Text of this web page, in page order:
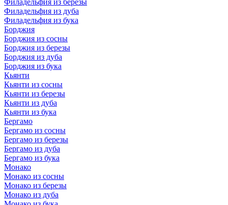
Филадельфия из березы
Филадельфия из дуба
Филадельфия из бука
Борджия
Борджия из сосны
Борджия из березы
Борджия из дуба
Борджия из бука
Кьянти
Кьянти из сосны
Кьянти из березы
Кьянти из дуба
Кьянти из бука
Бергамо
Бергамо из сосны
Бергамо из березы
Бергамо из дуба
Бергамо из бука
Монако
Монако из сосны
Монако из березы
Монако из дуба